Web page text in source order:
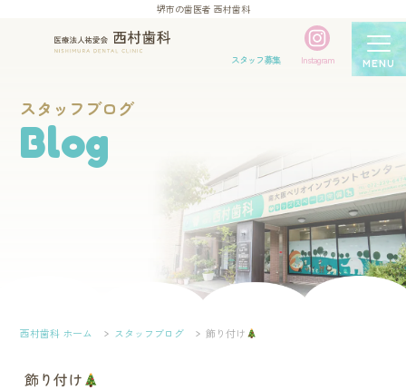
堺市の歯医者 西村歯科
スタッフ募集 Instagram MENU
スタッフブログ
Blog
西村歯科 ホーム スタッフブログ 飾り付け
飾り付け